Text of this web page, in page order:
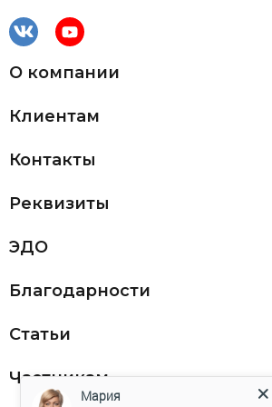
О компании
Клиентам
Контакты
Реквизиты
ЭДО
Благодарности
Статьи
Частникам
Мария